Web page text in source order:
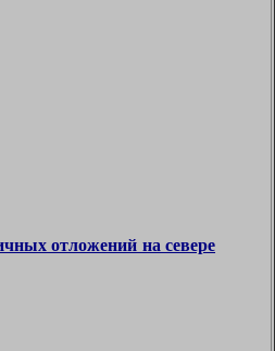
отложений на севере